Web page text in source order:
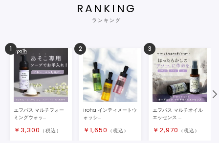
RANKING
ランキング
1
エフパス マルチフォー
ミングウォッ...
￥ 3,300 （税込）
2
iroha インティメートウ
ォッシ...
￥ 1,650 （税込）
3
エフパス マルチオイル
エッセンス ...
￥ 2,970 （税込）